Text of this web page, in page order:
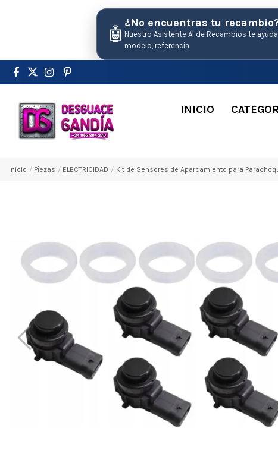
🤖
¿No encuentras tu
Nuestro Asistente AI de Recambios te
modelo, referencia.
INICIO
Inicio Pіezas ELECTRICIDAD Kit de Sensores de Aparcamiento para